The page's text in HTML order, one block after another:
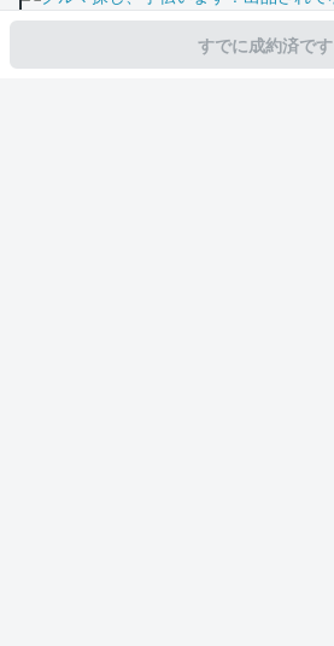
すでに成約済です